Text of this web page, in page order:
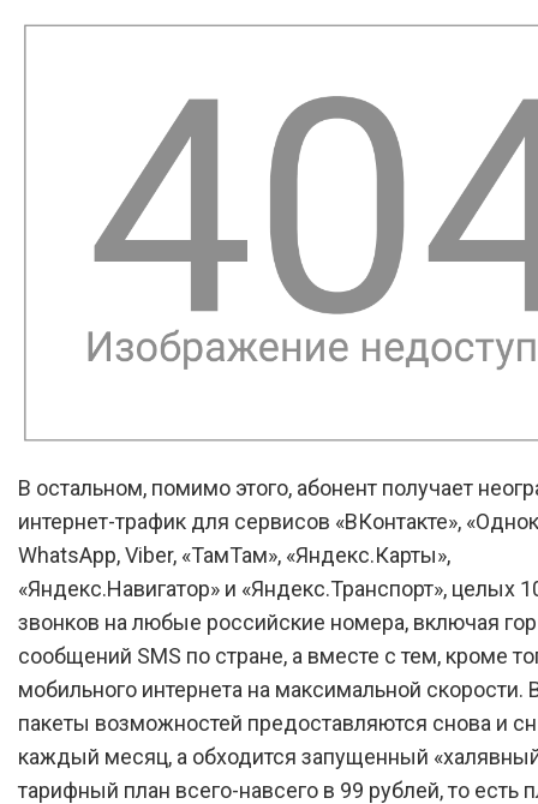
В остальном, помимо этого, абонент получает
интернет-трафик для сервисов «ВКонтакте»,
WhatsApp, Viber, «ТамТам», «Яндекс.Карты»,
«Яндекс.Навигатор» и «Яндекс.Транспорт», целых
звонков на любые российские номера, включая
сообщений SMS по стране, а вместе с тем, кроме
мобильного интернета на максимальной скорости.
пакеты возможностей предоставляются снова и
каждый месяц, а обходится запущенный
тарифный план всего-навсего в 99 рублей, то есть